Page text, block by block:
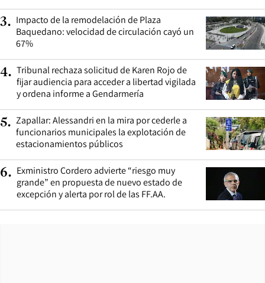
3. Impacto de la remodelación de Plaza
Baquedano: velocidad de circulación cayó un
67%
4. Tribunal rechaza solicitud de Karen Rojo de
fijar audiencia para acceder a libertad vigilada
y ordena informe a Gendarmería
5. Zapallar: Alessandri en la mira por cederle a
funcionarios municipales la explotación de
estacionamientos públicos
6. Exministro Cordero advierte “riesgo muy
grande” en propuesta de nuevo estado de
excepción y alerta por rol de las FF.AA.